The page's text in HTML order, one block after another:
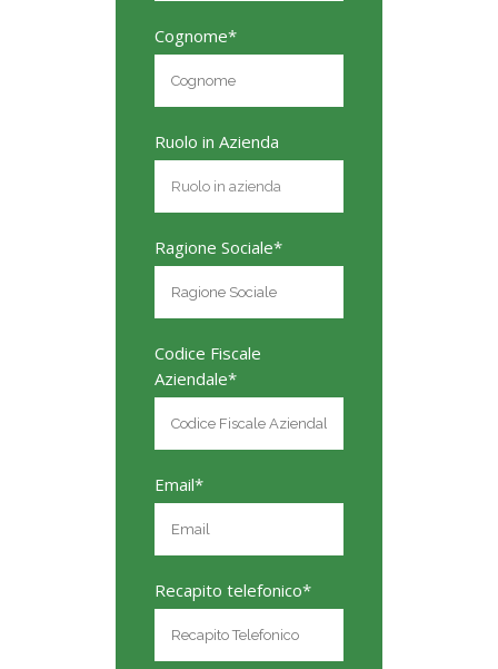
Cognome*
Ruolo in Azienda
Ragione Sociale*
Codice Fiscale
Aziendale*
Email*
Recapito telefonico*